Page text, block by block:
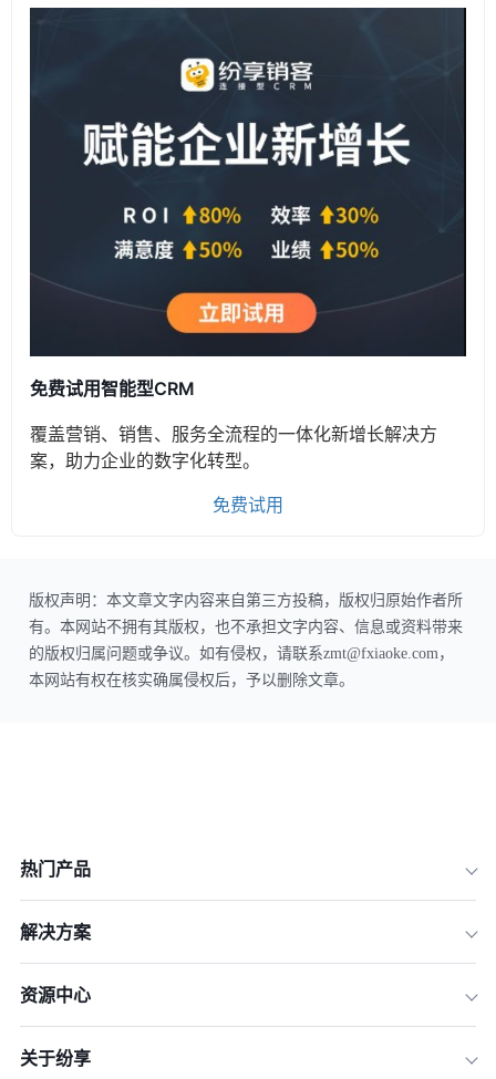
免费试用智能型CRM
覆盖营销、销售、服务全流程的一体化新增长解决方
案，助力企业的数字化转型。
免费试用
版权声明：本文章文字内容来自第三方投稿，版权归原始作者所
有。本网站不拥有其版权，也不承担文字内容、信息或资料带来
的版权归属问题或争议。如有侵权，请联系zmt@fxiaoke.com，
本网站有权在核实确属侵权后，予以删除文章。
热门产品
解决方案
资源中心
关于纷享